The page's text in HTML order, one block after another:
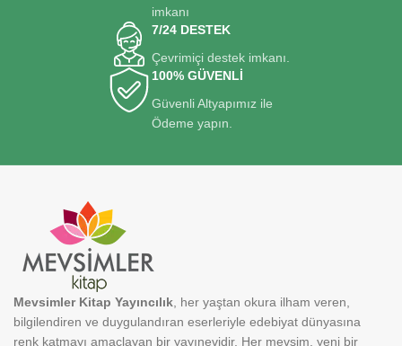
imkanı
7/24 DESTEK
Çevrimiçi destek imkanı.
100% GÜVENLİ
Güvenli Altyapımız ile
Ödeme yapın.
Mevsimler Kitap Yayıncılık , her yaştan okura ilham veren,
bilgilendiren ve duygulandıran eserleriyle edebiyat dünyasına
renk katmayı amaçlayan bir yayınevidir. Her mevsim, yeni bir